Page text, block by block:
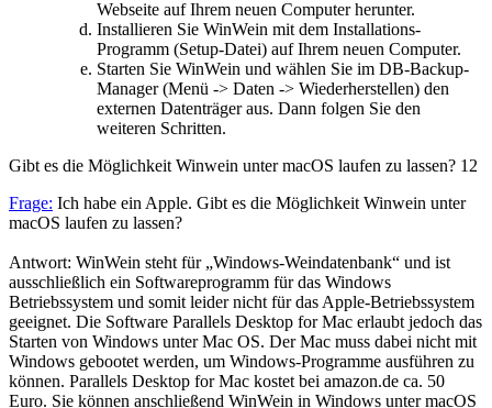
Webseite auf Ihrem neuen Computer herunter.
Installieren Sie WinWein mit dem Installations-
Programm (Setup-Datei) auf Ihrem neuen Computer.
Starten Sie WinWein und wählen Sie im DB-Backup-
Manager (Menü -> Daten -> Wiederherstellen) den
externen Datenträger aus. Dann folgen Sie den
weiteren Schritten.
Gibt es die Möglichkeit Winwein unter macOS laufen zu lassen? 12
Frage: Ich habe ein Apple. Gibt es die Möglichkeit Winwein unter
macOS laufen zu lassen?
Antwort: WinWein steht für „Windows-Weindatenbank“ und ist
ausschließlich ein Softwareprogramm für das Windows
Betriebssystem und somit leider nicht für das Apple-Betriebssystem
geeignet. Die Software Parallels Desktop for Mac erlaubt jedoch das
Starten von Windows unter Mac OS. Der Mac muss dabei nicht mit
Windows gebootet werden, um Windows-Programme ausführen zu
können. Parallels Desktop for Mac kostet bei amazon.de ca. 50
Euro. Sie können anschließend WinWein in Windows unter macOS